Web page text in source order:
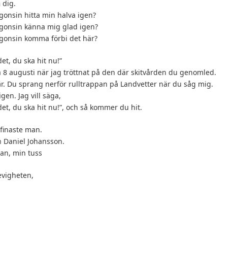
dig.
hitta min halva igen?
känna mig glad igen?
komma förbi det här?
du ska hit nu!”
8 augusti när jag tröttnat på den där skitvården du genomled.
Du sprang nerför rulltrappan på Landvetter när du såg mig.
Jag vill säga,
du ska hit nu!”, och så kommer du hit.
man.
Johansson.
min tuss